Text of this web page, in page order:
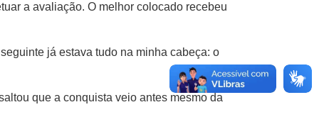
a avaliação. O melhor colocado recebeu
já estava tudo na minha cabeça: o
que a conquista veio antes mesmo da